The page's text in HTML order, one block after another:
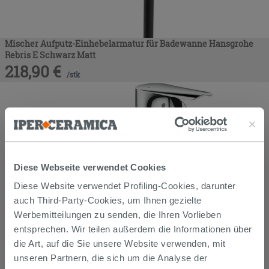
Diese Webseite verwendet Cookies
Diese Website verwendet Profiling-Cookies, darunter
auch Third-Party-Cookies, um Ihnen gezielte
Werbemitteilungen zu senden, die Ihren Vorlieben
entsprechen. Wir teilen außerdem die Informationen über
die Art, auf die Sie unsere Website verwenden, mit
unseren Partnern, die sich um die Analyse der
Mischer Aufputz-Einhebelarmatur für Badewanne Hansgrohe
Rebris E Schwarz Matt
218,90 € /stk